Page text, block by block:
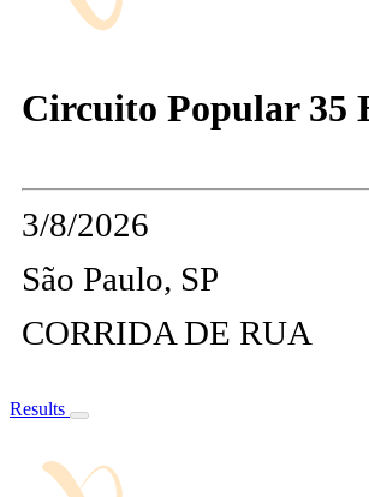
Circuito Popular 35
3/8/2026
São Paulo, SP
CORRIDA DE RUA
Results